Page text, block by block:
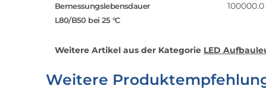
Bemessungslebensdauer
L80/B50 bei 25 °C
Weitere Artikel aus der Kategorie LED
Weitere